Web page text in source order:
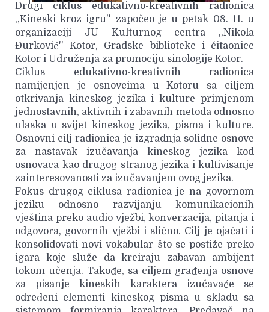
Drugi ciklus edukativno-kreativnih radionica
,,Kineski kroz igru'' započeo je u petak 08. 11. u
organizaciji JU Kulturnog centra ,,Nikola
Đurković'' Kotor, Gradske biblioteke i čitaonice
Kotor i Udruženja za promociju sinologije Kotor.
Ciklus edukativno-kreativnih radionica
namijenjen je osnovcima u Kotoru sa ciljem
otkrivanja kineskog jezika i kulture primjenom
jednostavnih, aktivnih i zabavnih metoda odnosno
ulaska u svijet kineskog jezika, pisma i kulture.
Osnovni cilj radionica je izgradnja solidne osnove
za nastavak izučavanja kineskog jezika kod
osnovaca kao drugog stranog jezika i kultivisanje
zainteresovanosti za izučavanjem ovog jezika.
Fokus drugog ciklusa radionica je na govornom
jeziku odnosno razvijanju komunikacionih
vještina preko audio vježbi, konverzacija, pitanja i
odgovora, govornih vježbi i slično. Cilj je ojačati i
konsolidovati novi vokabular što se postiže preko
igara koje služe da kreiraju zabavan ambijent
tokom učenja. Takođe, sa ciljem građenja osnove
za pisanje kineskih karaktera izučavaće se
određeni elementi kineskog pisma u skladu sa